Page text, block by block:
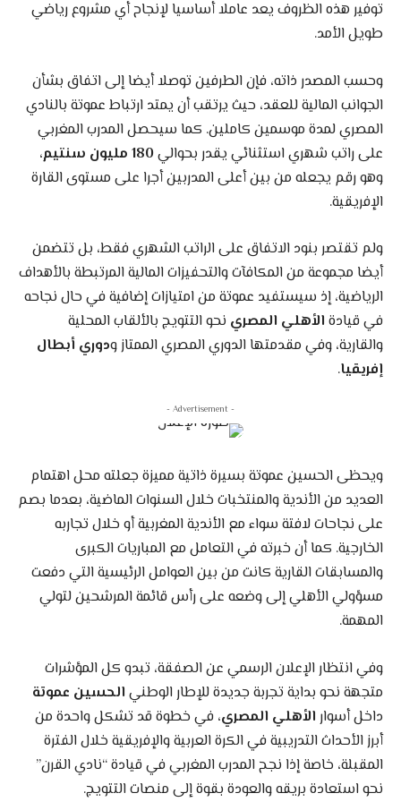
توفير هذه الظروف يعد عاملا أساسيا لإنجاح أي مشروع رياضي
طويل الأمد.
وحسب المصدر ذاته، فإن الطرفين توصلا أيضا إلى اتفاق بشأن
الجوانب المالية للعقد، حيث يرتقب أن يمتد ارتباط عموتة بالنادي
المصري لمدة موسمين كاملين. كما سيحصل المدرب المغربي
على راتب شهري استثنائي يقدر بحوالي180 مليون سنتيم
،
وهو رقم يجعله من بين أعلى المدربين أجرا على مستوى القارة
الإفريقية.
ولم تقتصر بنود الاتفاق على الراتب الشهري فقط، بل تتضمن
أيضا مجموعة من المكافآت والتحفيزات المالية المرتبطة بالأهداف
الرياضية، إذ سيستفيد عموتة من امتيازات إضافية في حال نجاحه
في قيادةالأهلي المصرينحو التتويج بالألقاب المحلية
والقارية، وفي مقدمتها الدوري المصري الممتاز ودوري أبطال
إفريقيا.
ويحظى الحسين عموتة بسيرة ذاتية مميزة جعلته محل اهتمام
العديد من الأندية والمنتخبات خلال السنوات الماضية، بعدما بصم
على نجاحات لافتة سواء مع الأندية المغربية أو خلال تجاربه
الخارجية. كما أن خبرته في التعامل مع المباريات الكبرى
والمسابقات القارية كانت من بين العوامل الرئيسية التي دفعت
مسؤولي الأهلي إلى وضعه على رأس قائمة المرشحين لتولي
المهمة.
وفي انتظار الإعلان الرسمي عن الصفقة، تبدو كل المؤشرات
متجهة نحو بداية تجربة جديدة للإطار الوطنيالحسين عموتة
داخل أسوارالأهلي المصري، في خطوة قد تشكل واحدة من
أبرز الأحداث التدريبية في الكرة العربية والإفريقية خلال الفترة
المقبلة، خاصة إذا نجح المدرب المغربي في قيادة “نادي القرن”
نحو استعادة بريقه والعودة بقوة إلى منصات التتويج.